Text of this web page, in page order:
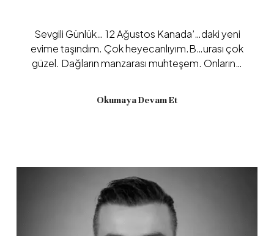
Sevgili Günlük… 12 Ağustos Kanada’…daki yeni
evime taşındım. Çok heyecanlıyım.B…urası çok
güzel. Dağların manzarası muhteşem. Onların…
Okumaya Devam Et